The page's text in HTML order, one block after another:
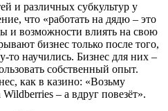
и различных субкультур у
что «работать на дядю – это
и возможности влиять на свою
бизнес только после того,
то научились. Бизнес для них –
собственный опыт.
как в казино: «Возьму
– а вдруг повезёт».